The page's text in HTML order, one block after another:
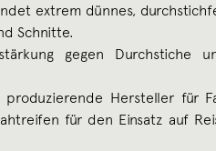
extrem dünnes,
Schnitte.
gegen Durchstiche
Hersteller für
für den Einsatz auf